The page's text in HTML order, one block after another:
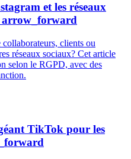
et les réseaux
arrow_forward
clients ou
réseaux sociaux? Cet article
selon le RGPD, avec des
TikTok pour les